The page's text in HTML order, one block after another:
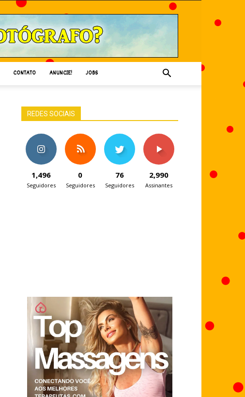
CONTATO ANUNCIE! JOBS
REDES SOCIAIS
1,496
Seguidores
0
Seguidores
76
Seguidores
2,990
Assinantes